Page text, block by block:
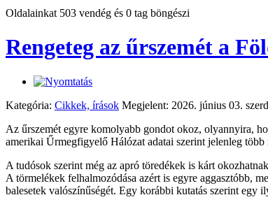
Oldalainkat 503 vendég és 0 tag böngészi
Rengeteg az űrszemét a
Kategória: Cikkek, írások Megjelent: 2026. június 03.
Az űrszemét egyre komolyabb gondot okoz, olyannyira,
amerikai Űrmegfigyelő Hálózat adatai szerint jelenleg
A tudósok szerint még az apró töredékek is kárt
A törmelékek felhalmozódása azért is egyre aggasztóbb,
balesetek valószínűségét. Egy korábbi kutatás szerint egy